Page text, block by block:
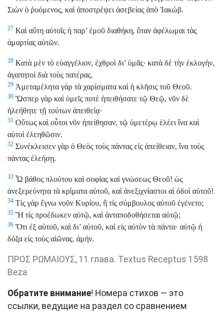
Σιὼν ὁ ῥυόμενος, καὶ ἀποστρέψει ἀσεβείας ἀπὸ Ἰακώβ.
27 Καὶ αὕτη αὐτοῖς ἡ παρ’ ἐμοῦ διαθήκη, ὅταν ἀφέλωμαι τὰς
ἁμαρτίας αὐτῶν.
28 Κατὰ μὲν τὸ εὐαγγέλιον, ἐχθροὶ δι’ ὑμᾶς· κατὰ δὲ τὴν ἐκλογὴν,
ἀγαπητοὶ διὰ τοὺς πατέρας.
29 Ἀμεταμέλητα γὰρ τὰ χαρίσματα καὶ ἡ κλῆσις τοῦ Θεοῦ.
30 Ὥσπερ γὰρ καὶ ὑμεῖς ποτὲ ἠπειθήσατε τῷ Θεῷ, νῦν δὲ
ἠλεήθητε τῇ τούτων ἀπειθείᾳ·
31 Οὕτως καὶ οὗτοι νῦν ἠπείθησαν, τῷ ὑμετέρῳ ἐλέει ἵνα καὶ
αὐτοὶ ἐλεηθῶσιν.
32 Συνέκλεισεν γὰρ ὁ Θεὸς τοὺς πάντας εἰς ἀπείθειαν, ἵνα τοὺς
πάντας ἐλεήσῃ.
33 Ὦ βάθος πλούτου καὶ σοφίας καὶ γνώσεως Θεοῦ! ὡς
ἀνεξερεύνητα τὰ κρίματα αὐτοῦ, καὶ ἀνεξιχνίαστοι αἱ ὁδοὶ αὐτοῦ!
34 Τίς γὰρ ἔγνω νοῦν Κυρίου, ἢ τίς σύμβουλος αὐτοῦ ἐγένετο;
35 Ἢ τίς προέδωκεν αὐτῷ, καὶ ἀνταποδοθήσεται αὐτῷ;
36 Ὅτι ἐξ αὐτοῦ, καὶ δι’ αὐτοῦ, καὶ εἰς αὐτὸν τὰ πάντα· αὐτῷ ἡ
δόξα εἰς τοὺς αἰῶνας. ἀμήν.
ΠΡΟΣ ΡΩΜΑΙΟΥΣ, 11 глава. Textus Receptus 1598
Beza
Обратите внимание! Номера стихов — это
ссылки, ведущие на раздел со сравнением